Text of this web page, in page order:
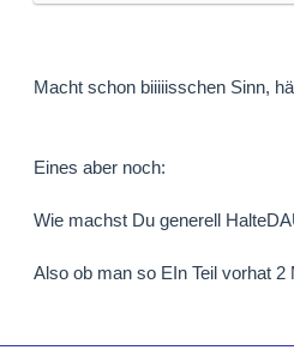
Macht schon biiiiisschen Sinn,
Eines aber noch:
Wie machst Du generell
Also ob man so EIn Teil vorhat